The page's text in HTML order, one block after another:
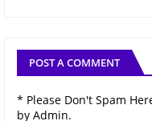
POST A COMMENT
* Please Don't Spam
by Admin.